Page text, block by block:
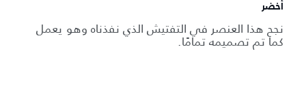
أخضر
نجح هذا العنصر في التفتيش الذي نفذناه وهو يعمل
كما تم تصميمه تمامًا.